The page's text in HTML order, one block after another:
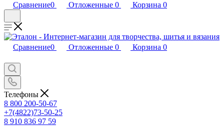
Сравнение0 Отложенные 0 Корзина 0
Сравнение0 Отложенные 0 Корзина 0
Телефоны
8 800 200-50-67
+7(4822)73-50-25
8 910 836 97 59